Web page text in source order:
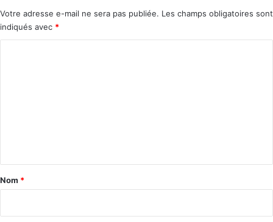
Votre adresse e-mail ne sera pas publiée. Les champs obligatoires sont
indiqués avec *
a
Nom *